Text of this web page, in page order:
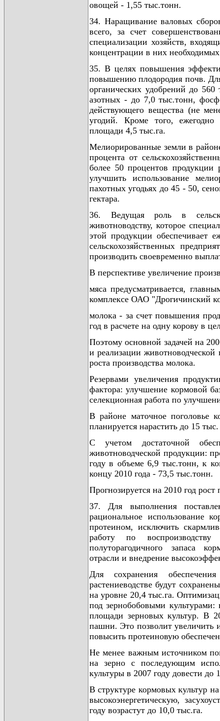
овощей - 1,55 тыс.тонн.
34. Наращивание валовых
всего, за счет
специализации хозяйств,
концентрации в них
35. В целях повышения
повышению плодородия почв. Для
органических удобрений до
азотных - до 7,0 тыс.тонн,
действующего вещества (не
угодий. Кроме того, ежегодно
площади 4,5 тыс.га.
Мелиорированные земли в
процента от
более 50 процентов продукции
улучшить использование
пахотных угодьях до 45 - 50,
гектара.
36. Ведущая роль в
животноводству, которое
этой продукции обеспечивает
сельскохозяйственных
производить своевременно
В перспективе увеличение
мяса предусматривается,
комплексе ОАО "Дрогичинский
молока - за счет повышения
год в расчете на одну корову в
Поэтому основной задачей на
и реализации
роста производства молока.
Резервами увеличения
фактора: улучшение кормовой
селекционная работа по
В районе маточное поголовье
планируется нарастить до 15
С учетом достаточной
животноводческой продукции:
году в объеме 6,9 тыс.тонн, к
концу 2010 года - 73,5 тыс.тонн.
Прогнозируется на 2010 год рост
37. Для выполнения
рациональное использование
протеином, исключить
работу по
полуторагодичного запаса
отрасли и внедрение
Для сохранения
растениеводстве будут
на уровне 20,4 тыс.га.
под зернобобовыми
площади зерновых культур. В
пашни. Это позволит увеличить
повысить протеиновую
Не менее важным источником
на зерно с последующим
культуры в 2007 году довести до
В структуре кормовых культур
высокоэнергетическую,
году возрастут до 10,0 тыс.га.